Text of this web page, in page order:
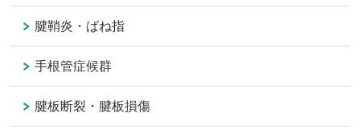
腱鞘炎・ばね指
手根管症候群
腱板断裂・腱板損傷